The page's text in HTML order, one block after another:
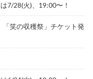
7/28(火)、19:00〜！
「笑の収穫祭」チケット発